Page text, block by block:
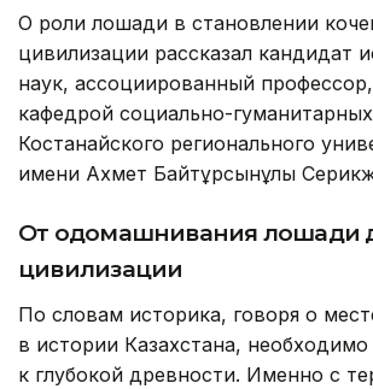
О роли лошади в становлении
цивилизации рассказал кандидат
наук, ассоциированный
кафедрой социально-
Костанайского регионального
имени Ахмет Байтұрсынұлы
От одомашнивания лошади
цивилизации
По словам историка, говоря о
в истории Казахстана, необходимо
к глубокой древности. Именно с